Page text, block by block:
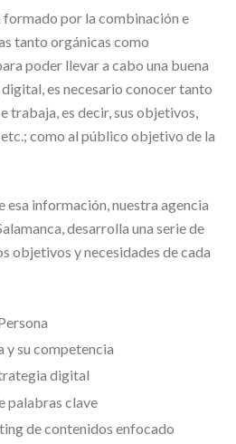
por la combinación e
tanto orgánicas como
poder llevar a cabo una buena
es necesario conocer tanto
trabaja, es decir, sus objetivos,
como al público objetivo de la
esa información, nuestra agencia
desarrolla una serie de
objetivos y necesidades de cada
y su competencia
digital
palabras clave
de contenidos enfocado